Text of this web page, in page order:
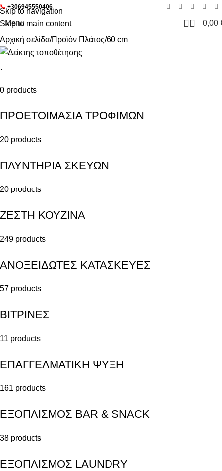
Skip to navigation
Skip to main content
📞 +306945550406
Menu 0 0,00
Αρχική σελίδα Προϊόν Πλάτος 60 cm
.
0 products
ΠΡΟΕΤΟΙΜΑΣΙΑ ΤΡΟΦΙΜΩΝ
20 products
ΠΛΥΝΤΗΡΙΑ ΣΚΕΥΩΝ
20 products
ΖΕΣΤΗ ΚΟΥΖΙΝΑ
249 products
ΑΝΟΞΕΙΔΩΤΕΣ ΚΑΤΑΣΚΕΥΕΣ
57 products
ΒΙΤΡΙΝΕΣ
11 products
ΕΠΑΓΓΕΛΜΑΤΙΚΗ ΨΥΞΗ
161 products
ΕΞΟΠΛΙΣΜΟΣ BAR & SNACK
38 products
ΕΞΟΠΛΙΣΜΟΣ LAUNDRY